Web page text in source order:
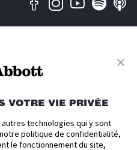
aux cookies
associées sont des marques
marques déposées de Ypsomed AG.
Ltd. Omnipod et le logo
VOTRE VIE PRIVÉE
technologies qui y sont
politique de confidentialité,
le fonctionnement du site,